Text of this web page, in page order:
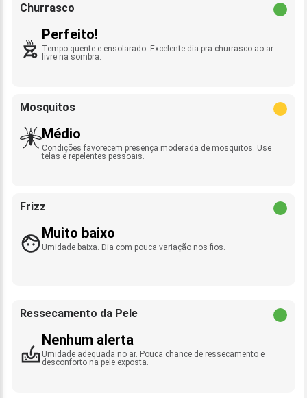
Churrasco
Perfeito!
Tempo quente e ensolarado. Excelente dia pra churrasco ao ar
livre na sombra.
Mosquitos
Médio
Condições favorecem presença moderada de mosquitos. Use
telas e repelentes pessoais.
Frizz
Muito baixo
Umidade baixa. Dia com pouca variação nos fios.
Ressecamento da Pele
Nenhum alerta
Umidade adequada no ar. Pouca chance de ressecamento e
desconforto na pele exposta.